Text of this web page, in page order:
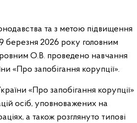
та з метою підвищення
березня 2026 року головним
О.В. проведено навчання
«Про запобігання корупції».
«Про запобігання корупції»
осіб, уповноважених на
а також розглянуто типові